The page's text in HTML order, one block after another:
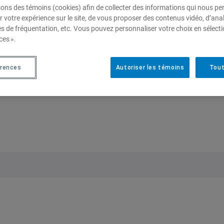
de l’amélioration, à moins de les conjuguer à
de les coupler à un contexte de liberté, de démocratie
trouver des solutions aux problèmes soulevés par
pragmatisme et réhabilite l’imagination qui sous-tend
joint)
des témoins (cookies) afin de collecter des informations qui nous
votre expérience sur le site, de vous proposer des contenus vidéo,
de fréquentation, etc. Vous pouvez personnaliser votre choix en
».
Autoriser les témoins